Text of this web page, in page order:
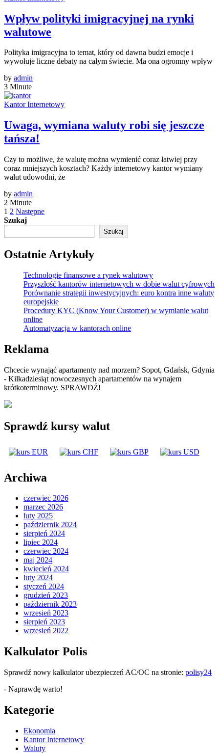
Wpływ polityki imigracyjnej na rynki
walutowe
Polityka imigracyjna to temat, który od dawna budzi emocje i
wywołuje liczne debaty na całym świecie. Ma ona ogromny wpływ
by admin
3 Minute
Kantor Internetowy
Uwaga, wymiana waluty robi się jeszcze
tańsza!
Czy to możliwe, że walutę można wymienić coraz łatwiej przy
coraz mniejszych kosztach? Każdy internetowy kantor wymiany
walut udowodni, że
by admin
2 Minute
Stronicowanie
wpisów
1 2 Następne
Szukaj
Szukaj
Ostatnie Artykuły
Technologie finansowe a rynek walutowy
Przyszłość kantorów internetowych w dobie walut cyfrowych
Porównanie strategii inwestycyjnych: euro kontra inne waluty
europejskie
Procedury KYC (Know Your Customer) w wymianie walut
online
Automatyzacja w kantorach online
Reklama
Chcecie wynająć apartamenty nad morzem? Sopot, Gdańsk, Gdynia
- Kilkadziesiąt nowoczesnych apartamentów na wynajem
krótkoterminowy. SPRAWDŹ!
Sprawdź kursy walut
Archiwa
czerwiec 2026
marzec 2026
luty 2025
październik 2024
sierpień 2024
lipiec 2024
czerwiec 2024
maj 2024
kwiecień 2024
luty 2024
styczeń 2024
grudzień 2023
październik 2023
wrzesień 2023
sierpień 2023
wrzesień 2022
Kalkulator Polis
Sprawdź nowy kalkulator ubezpieczeń AC/OC na stronie: polisy24
- Naprawdę warto!
Kategorie
Ekonomia
Kantor Internetowy
Waluty